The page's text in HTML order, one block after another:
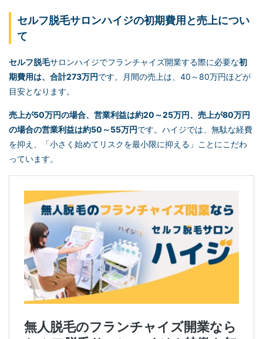
セルフ脱毛サロンハイジの初期費用と売上につい
て
セルフ脱毛サロンハイジでフランチャイズ開業する際に必要な初
期費用は、合計273万円です。月間の売上は、40～80万円ほどが
目安となります。
売上が50万円の場合、営業利益は約20～25万円、売上が80万円
の場合の営業利益は約50～55万円です。ハイジでは、無駄な経費
を抑え、「小さく始めてリスクを最小限に抑える」ことにこだわ
っています。